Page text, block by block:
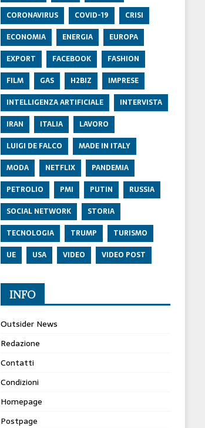
CORONAVIRUS
COVID-19
CRISI
ECONOMIA
ENERGIA
EUROPA
EXPORT
FACEBOOK
FASHION
FILM
GAS H2BIZ
IMPRESE
INTELLIGENZA ARTIFICIALE
INTERVISTA
IRAN
ITALIA
LAVORO
LUIGI DE FALCO
MADE IN ITALY
MODA
NETFLIX
PANDEMIA
PETROLIO
PMI PUTIN
RUSSIA
SOCIAL NETWORK
STORIA
TECNOLOGIA
TRUMP
TURISMO
UE
USA VIDEO VIDEO POST
INFO
Outsider News
Redazione
Contatti
Condizioni
Homepage
Postpage